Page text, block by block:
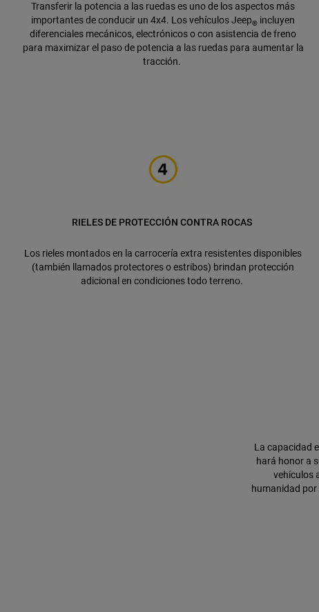
Transferir la potencia a las ruedas es uno de los aspectos más
importantes de conducir un 4x4. Los vehículos Jeep® incluyen
diferenciales mecánicos, electrónicos o con asistencia de freno
para maximizar el paso de potencia a las ruedas para aumentar la
tracción.
RIELES DE PROTECCIÓN CONTRA ROCAS
Los rieles montados en la carrocería extra resistentes disponibles
(también llamados protectores o estribos) brindan protección
adicional en condiciones todo terreno.
La capacidad
hará honor a
vehículos
humanidad por